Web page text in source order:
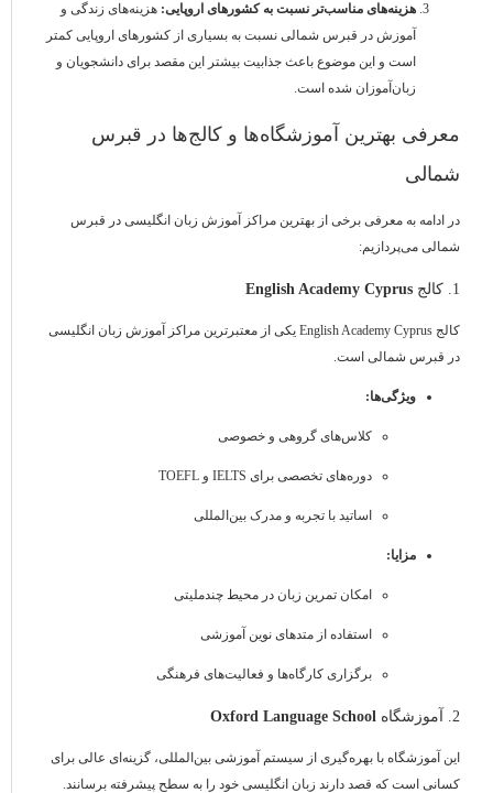
هزینه‌های مناسب‌تر نسبت به کشورهای اروپایی: هزینه‌های زندگی و
آموزش در قبرس شمالی نسبت به بسیاری از کشورهای اروپایی کمتر
است و این موضوع باعث جذابیت بیشتر این مقصد برای دانشجویان و
زبان‌آموزان شده است.
معرفی بهترین آموزشگاه‌ها و کالج‌ها در قبرس
شمالی
در ادامه به معرفی برخی از بهترین مراکز آموزش زبان انگلیسی در قبرس
شمالی می‌پردازیم:
1. کالج English Academy Cyprus
کالج English Academy Cyprus یکی از معتبرترین مراکز آموزش زبان انگلیسی
در قبرس شمالی است.
ویژگی‌ها:
کلاس‌های گروهی و خصوصی
دوره‌های تخصصی برای IELTS و TOEFL
اساتید با تجربه و مدرک بین‌المللی
مزایا:
امکان تمرین زبان در محیط چندملیتی
استفاده از متدهای نوین آموزشی
برگزاری کارگاه‌ها و فعالیت‌های فرهنگی
2. آموزشگاه Oxford Language School
این آموزشگاه با بهره‌گیری از سیستم آموزشی بین‌المللی، گزینه‌ای عالی برای
کسانی است که قصد دارند زبان انگلیسی خود را به سطح پیشرفته برسانند.